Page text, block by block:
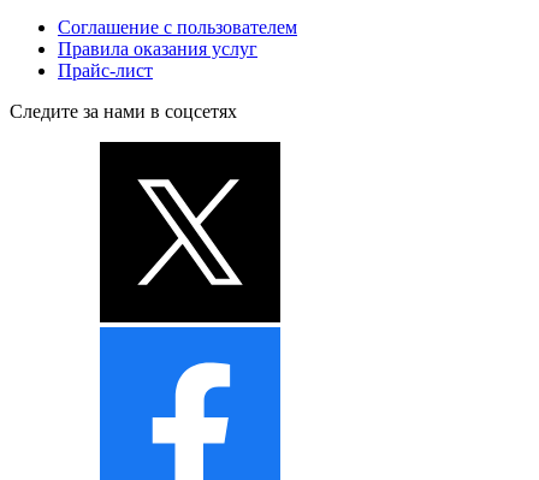
Соглашение с пользователем
Правила оказания услуг
Прайс-лист
Следите за нами в соцсетях